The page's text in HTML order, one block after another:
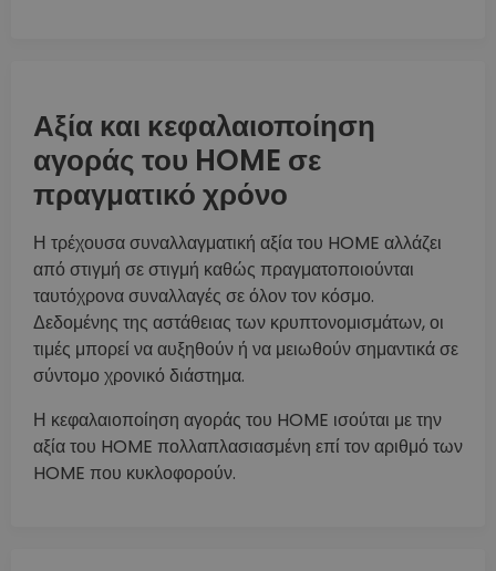
Αξία και κεφαλαιοποίηση
αγοράς του HOME σε
πραγματικό χρόνο
Η τρέχουσα συναλλαγματική αξία του HOME αλλάζει
από στιγμή σε στιγμή καθώς πραγματοποιούνται
ταυτόχρονα συναλλαγές σε όλον τον κόσμο.
Δεδομένης της αστάθειας των κρυπτονομισμάτων, οι
τιμές μπορεί να αυξηθούν ή να μειωθούν σημαντικά σε
σύντομο χρονικό διάστημα.
Η κεφαλαιοποίηση αγοράς του HOME ισούται με την
αξία του HOME πολλαπλασιασμένη επί τον αριθμό των
HOME που κυκλοφορούν.